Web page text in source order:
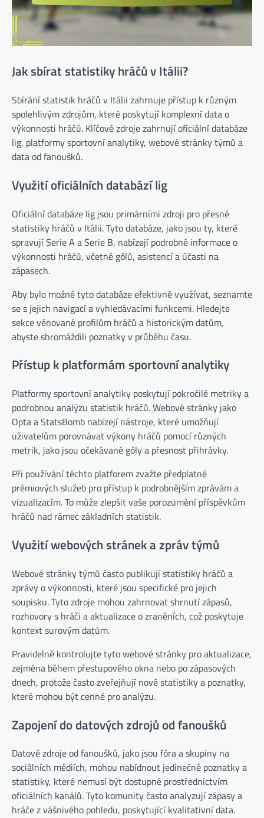
Jak sbírat statistiky hráčů v Itálii?
Sbírání statistik hráčů v Itálii zahrnuje přístup k různým
spolehlivým zdrojům, které poskytují komplexní data o
výkonnosti hráčů. Klíčové zdroje zahrnují oficiální databáze
lig, platformy sportovní analytiky, webové stránky týmů a
data od fanoušků.
Využití oficiálních databází lig
Oficiální databáze lig jsou primárními zdroji pro přesné
statistiky hráčů v Itálii. Tyto databáze, jako jsou ty, které
spravují Serie A a Serie B, nabízejí podrobné informace o
výkonnosti hráčů, včetně gólů, asistencí a účasti na
zápasech.
Aby bylo možné tyto databáze efektivně využívat, seznamte
se s jejich navigací a vyhledávacími funkcemi. Hledejte
sekce věnované profilům hráčů a historickým datům,
abyste shromáždili poznatky v průběhu času.
Přístup k platformám sportovní analytiky
Platformy sportovní analytiky poskytují pokročilé metriky a
podrobnou analýzu statistik hráčů. Webové stránky jako
Opta a StatsBomb nabízejí nástroje, které umožňují
uživatelům porovnávat výkony hráčů pomocí různých
metrik, jako jsou očekávané góly a přesnost přihrávky.
Při používání těchto platforem zvažte předplatné
prémiových služeb pro přístup k podrobnějším zprávám a
vizualizacím. To může zlepšit vaše porozumění příspěvkům
hráčů nad rámec základních statistik.
Využití webových stránek a zpráv týmů
Webové stránky týmů často publikují statistiky hráčů a
zprávy o výkonnosti, které jsou specifické pro jejich
soupisku. Tyto zdroje mohou zahrnovat shrnutí zápasů,
rozhovory s hráči a aktualizace o zraněních, což poskytuje
kontext surovým datům.
Pravidelně kontrolujte tyto webové stránky pro aktualizace,
zejména během přestupového okna nebo po zápasových
dnech, protože často zveřejňují nové statistiky a poznatky,
které mohou být cenné pro analýzu.
Zapojení do datových zdrojů od fanoušků
Datové zdroje od fanoušků, jako jsou fóra a skupiny na
sociálních médiích, mohou nabídnout jedinečné poznatky a
statistiky, které nemusí být dostupné prostřednictvím
oficiálních kanálů. Tyto komunity často analyzují zápasy a
hráče z vášnivého pohledu, poskytující kvalitativní data.